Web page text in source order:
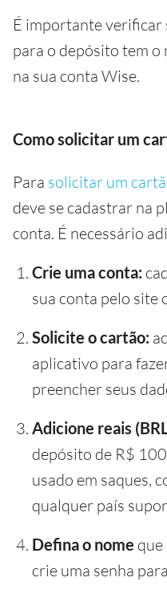
É importante verificar
para o depósito tem
na sua conta Wise.
Como solicitar um
Para solicitar um
deve se cadastrar na
conta. É necessário
Crie uma conta:
sua conta pelo site
Solicite o cartão:
aplicativo para
preencher seus
Adicione reais
depósito de R$
usado em saques,
qualquer país
Defina o nome que
crie uma senha